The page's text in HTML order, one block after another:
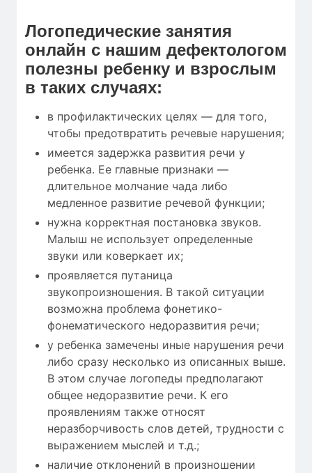
Логопедические занятия
онлайн с нашим дефектологом
полезны ребенку и взрослым
в таких случаях:
в профилактических целях — для того,
чтобы предотвратить речевые нарушения;
имеется задержка развития речи у
ребенка. Ее главные признаки —
длительное молчание чада либо
медленное развитие речевой функции;
нужна корректная постановка звуков.
Малыш не использует определенные
звуки или коверкает их;
проявляется путаница
звукопроизношения. В такой ситуации
возможна проблема фонетико-
фонематического недоразвития речи;
у ребенка замечены иные нарушения речи
либо сразу несколько из описанных выше.
В этом случае логопеды предполагают
общее недоразвитие речи. К его
проявлениям также относят
неразборчивость слов детей, трудности с
выражением мыслей и т.д.;
наличие отклонений в произношении